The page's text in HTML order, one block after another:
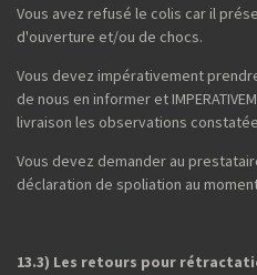
Vous avez refusé le colis car il
d'ouverture et/ou de chocs.
Vous devez impérativement
de nous en informer et
livraison les observations
Vous devez demander au
déclaration de spoliation au
13.3) Les retours pour